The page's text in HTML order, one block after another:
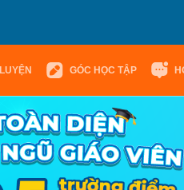
GÓC HỌC TẬP